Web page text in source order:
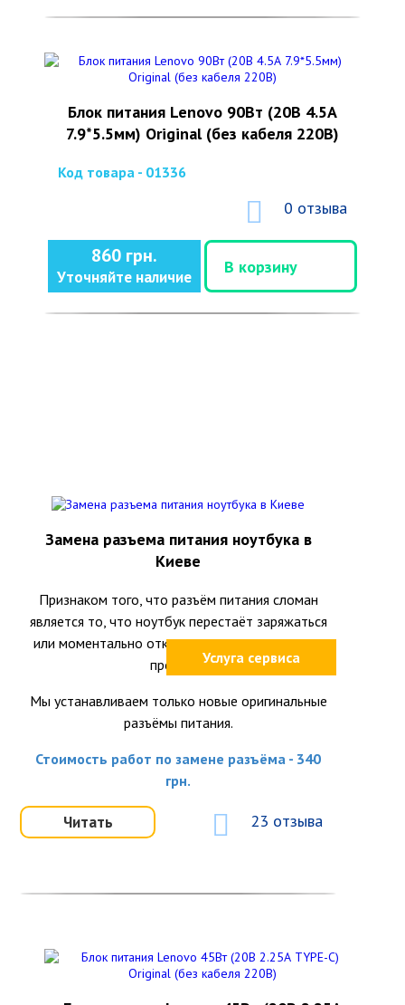
Блок питания Lenovo 90Вт (20В 4.5А
7.9*5.5мм) Original (без кабеля 220В)
Код товара - 01336
0 отзыва
860 грн.
Уточняйте наличие
В корзину
Услуга сервиса
Замена разъема питания ноутбука в
Киеве
Признаком того, что разъём питания сломан
является то, что ноутбук перестаёт заряжаться
или моментально отключается при шевелении
провода.
Мы устанавливаем только новые оригинальные
разъёмы питания.
Стоимость работ по замене разъёма - 340
грн.
Читать 23 отзыва